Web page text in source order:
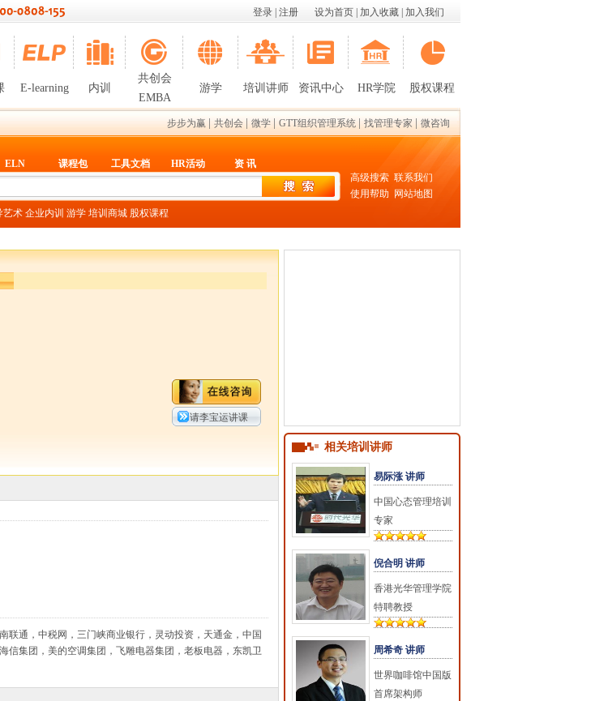
设为首页 加入收藏 加入我们
登录 注册
E-learning 内训
共创会
EMBA
游学 培训讲师 资讯中心 HR学院 股权课程
步步为赢 共创会 微学 GTT组织管理系统 找管理专家 微咨询
ELN 课程包 工具文档 HR活动 资 讯
艺术 企业内训 游学 培训商城 股权课程
高级搜索 联系我们
使用帮助
网站地图
请李宝运讲课
联通，中税网，三门峡商业银行，灵动投资，天通金，中国
信集团，美的空调集团，飞雕电器集团，老板电器，东凯卫
相关培训讲师
易际涨 讲师
中国心态管理培训
专家
倪合明 讲师
香港光华管理学院
特聘教授
周希奇 讲师
世界咖啡馆中国版
首席架构师